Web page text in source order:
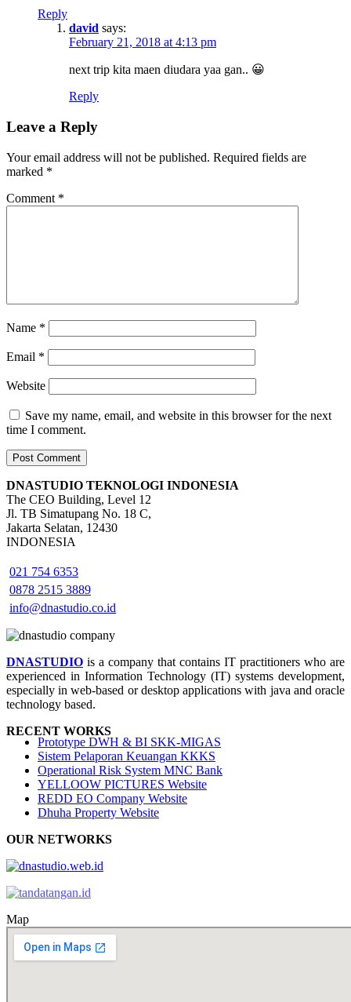
Reply
david says:
February 21, 2018 at 4:13 pm
next trip kita maen diudara yaa gan.. 😀
Reply
Leave a Reply
Your email address will not be published. Required fields are
marked *
Comment *
Name *
Email *
Website
Save my name, email, and website in this browser for the next
time I comment.
DNASTUDIO TEKNOLOGI INDONESIA
The CEO Building, Level 12
Jl. TB Simatupang No. 18 C,
Jakarta Selatan, 12430
INDONESIA
021 754 6353
0878 2515 3889
info@dnastudio.co.id
DNASTUDIO is a company that contains IT practitioners who are
experienced in Information Technology (IT) systems development,
especially in web-based or desktop applications with java and oracle
technology based.
RECENT WORKS
Prototype DWH & BI SKK-MIGAS
Sistem Pelaporan Keuangan KKKS
Operational Risk System MNC Bank
YELLOOW PICTURES Website
REDD EO Company Website
Dhuha Property Website
OUR NETWORKS
Map